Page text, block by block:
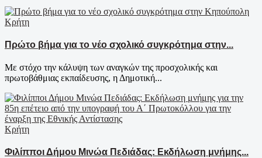
Κρήτη
Πρώτο βήμα για το νέο σχολικό συγκρότημα στην...
Με στόχο την κάλυψη των αναγκών της προσχολικής και
πρωτοβάθμιας εκπαίδευσης, η Δημοτική...
Κρήτη
Φιλίπποι Δήμου Μινώα Πεδιάδας: Εκδήλωση μνήμης...